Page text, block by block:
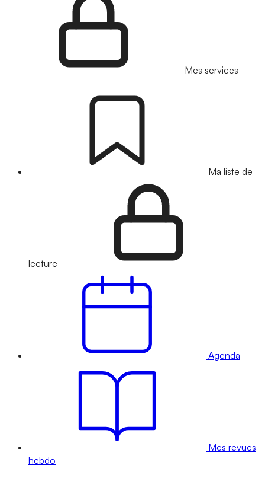
Mes services
Ma liste de
lecture
Agenda
Mes revues
hebdo